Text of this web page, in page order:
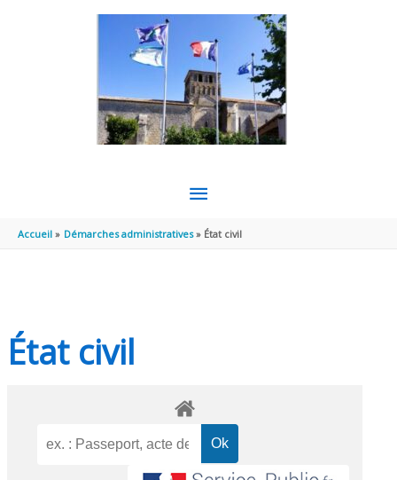
MENU
PRINCIPAL
Accueil Démarches administratives État civil
État civil